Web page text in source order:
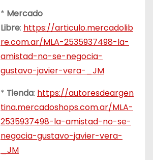
* Mercado
Libre: https://articulo.mercadolib
re.com.ar/MLA-2535937498-la-
amistad-no-se-negocia-
gustavo-javier-vera-_JM
* Tienda: https://autoresdeargen
tina.mercadoshops.com.ar/MLA-
2535937498-la-amistad-no-se-
negocia-gustavo-javier-vera-
_JM